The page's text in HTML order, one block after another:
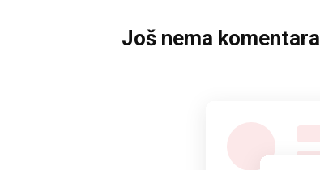
Još nema komentara